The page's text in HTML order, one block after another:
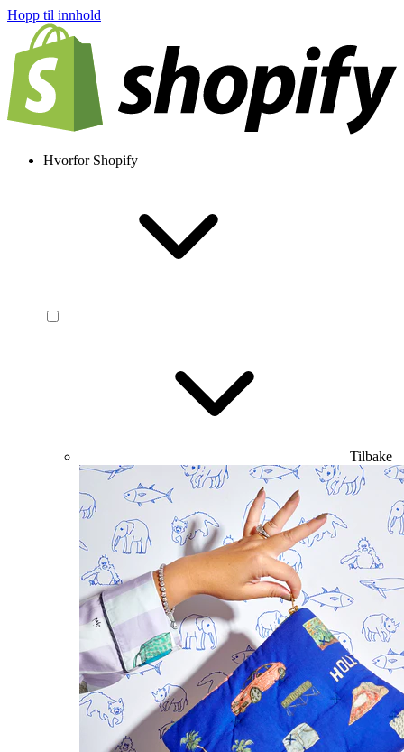
Hopp til innhold
Hvorfor Shopify
Tilbake